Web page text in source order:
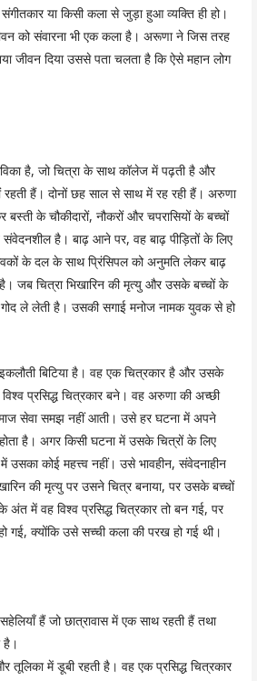
या किसी कला से जुड़ा हुआ व्यक्ति ही हो।
को संवारना भी एक कला है। अरूणा ने जिस तरह
जीवन दिया उससे पता चलता है कि ऐसे महान लोग
है, जो चित्रा के साथ कॉलेज में पढ़ती है और
हैं। दोनों छह साल से साथ में रह रही हैं। अरुणा
के चौकीदारों, नौकरों और चपरासियों के बच्चों
है। बाढ़ आने पर, वह बाढ़ पीड़ितों के लिए
के दल के साथ प्रिंसिपल को अनुमति लेकर बाढ़
है। जब चित्रा भिखारिन की मृत्यु और उसके बच्चों के
गोद ले लेती है। उसकी सगाई मनोज नामक युवक से हो
इकलौती बिटिया है। वह एक चित्रकार है और उसके
प्रसिद्ध चित्रकार बने। वह अरुणा की अच्छी
सेवा समझ नहीं आती। उसे हर घटना में अपने
है। अगर किसी घटना में उसके चित्रों के लिए
कोई महत्त्व नहीं। उसे भावहीन, संवेदनाहीन
की मृत्यु पर उसने चित्र बनाया, पर उसके बच्चों
अंत में वह विश्व प्रसिद्ध चित्रकार तो बन गई, पर
क्योंकि उसे सच्ची कला की परख हो गई थी।
हैं जो छात्रावास में एक साथ रहती हैं तथा
है।
तूलिका में डूबी रहती है। वह एक प्रसिद्ध चित्रकार